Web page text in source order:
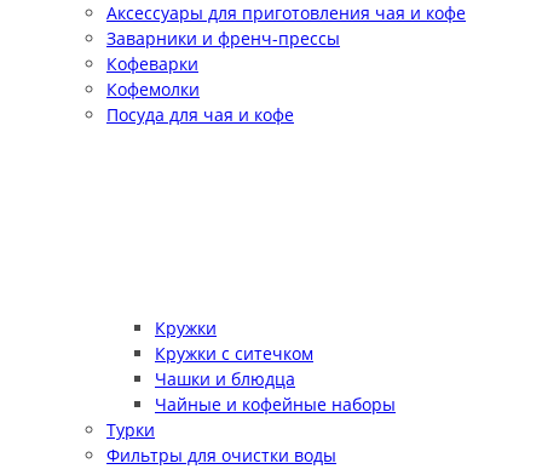
Аксессуары для приготовления чая и кофе
Заварники и френч-прессы
Кофеварки
Кофемолки
Посуда для чая и кофе
Кружки
Кружки с ситечком
Чашки и блюдца
Чайные и кофейные наборы
Турки
Фильтры для очистки воды